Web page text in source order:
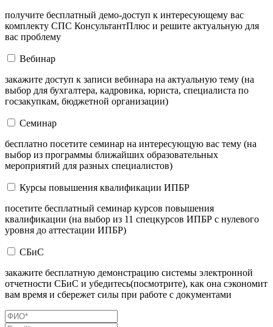
получите бесплатный демо-доступ к интересующему вас
комплекту СПС КонсультантПлюс и решите актуальную для
вас проблему
Вебинар
закажите доступ к записи вебинара на актуальную тему (на
выбор для бухгалтера, кадровика, юриста, специалиста по
госзакупкам, бюджетной организации)
Семинар
бесплатно посетите семинар на интересующую вас тему (на
выбор из программы ближайших образовательных
мероприятий для разных специалистов)
Курсы повышения квалификации ИПБР
посетите бесплатный семинар курсов повышения
квалификации (на выбор из 11 спецкурсов ИПБР с нулевого
уровня до аттестации ИПБР)
СБиС
закажите бесплатную демонстрацию системы электронной
отчетности СБиС и убедитесь(посмотрите), как она сэкономит
вам время и сбережет силы при работе с документами